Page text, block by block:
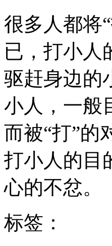
很多人都将
已，打小人
驱赶身边的
小人，一般
而被“打”的
打小人的目
心的不忿。
标签：